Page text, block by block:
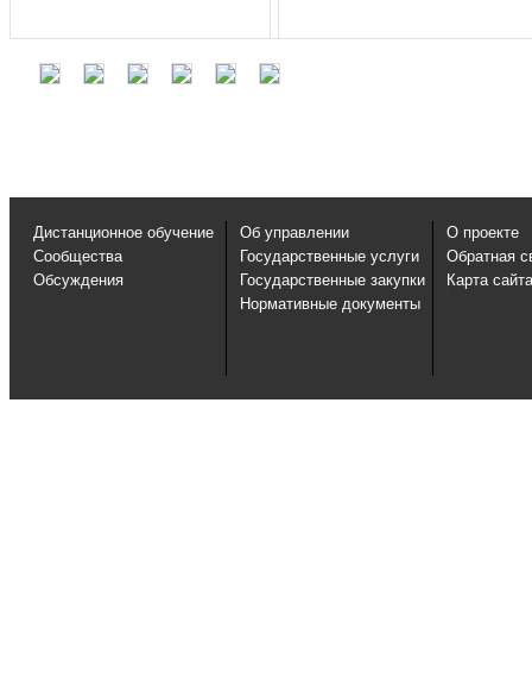
Дистанционное обучение
Сообщества
Обсуждения
Об управлении
Государственные услуги
Государственные закупки
Нормативные документы
О проекте
Обратная
Карта